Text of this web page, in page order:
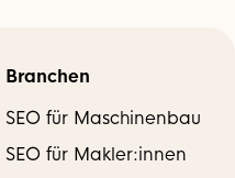
Branchen
SEO für Maschinenbau
SEO für Makler:innen